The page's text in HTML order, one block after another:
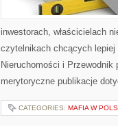
inwestorach, właścicielach
czytelnikach chcących
Nieruchomości i
merytoryczne publikacje
CATEGORIES: MAFIA W